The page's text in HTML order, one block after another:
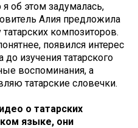
об этом задумалась,
Алия предложила
композиторов.
появился интерес
изучения татарского
воспоминания, а
татарские словечки.
о татарских
языке, они